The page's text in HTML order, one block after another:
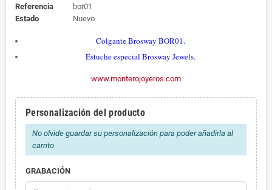
Referencia
bor01
Estado
Nuevo
Colgante Brosway BOR01.
Estuche especial Brosway Jewels.
www.monterojoyeros.com
Personalización del producto
No olvide guardar su personalización para poder añadirla al
carrito
GRABACIÓN